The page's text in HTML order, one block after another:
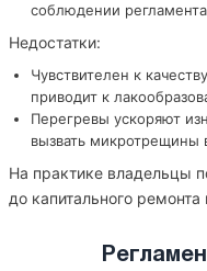
соблюдении
Недостатки:
Чувствителен к
приводит к
Перегревы ускоряют
вызвать микротрещины
На практике владельцы
до капитального